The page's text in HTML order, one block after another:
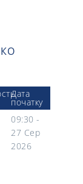
Дата
початку
09:30 -
27 Сер
2026